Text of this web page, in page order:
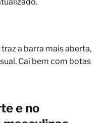
a barra mais aberta,
Cai bem com botas
e no